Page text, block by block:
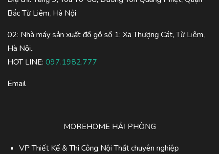
Bắc Từ Liêm, Hà Nội
02: Nhà máy sản xuất đồ gỗ số 1: Xã Thượng Cát, Từ Liêm,
Hà Nội..
HOT LINE: 097.1982.777
Email
MOREHOME HẢI PHÒNG
VP Thiết Kế & Thi Công Nội Thất chuyên nghiệp